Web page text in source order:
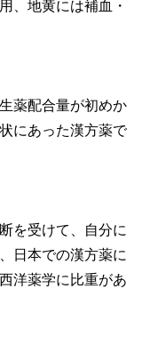
、地黄には補血・
薬配合量が初めか
にあった漢方薬で
を受けて、自分に
日本での漢方薬に
洋薬学に比重があ